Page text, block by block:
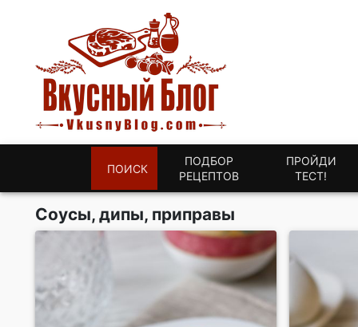
ПОИСК
ПОДБОР
РЕЦЕПТОВ
ПРОЙДИ
ТЕСТ!
Соусы, дипы, приправы